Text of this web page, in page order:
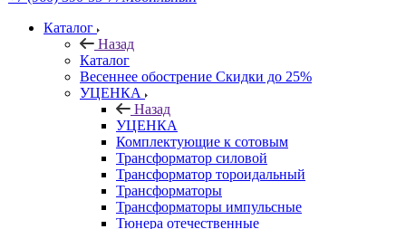
Каталог
Назад
Каталог
Весеннее обострение Скидки до 25%
УЦЕНКА
Назад
УЦЕНКА
Комплектующие к сотовым
Трансформатор силовой
Трансформатор тороидальный
Трансформаторы
Трансформаторы импульсные
Тюнера отечественные